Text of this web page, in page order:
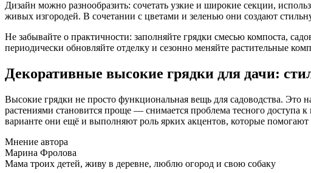
Дизайн можно разнообразить: сочетать узкие и широкие секции,
живых изгородей. В сочетании с цветами и зеленью они создают
Не забывайте о практичности: заполняйте грядки смесью компоста,
периодически обновляйте отделку и сезонно меняйте растительные
Декоративные высокие грядки для дачи:
Высокие грядки не просто функциональная вещь для садоводства. Это
растениями становится проще — снимается проблема тесного доступа
варианте они ещё и выполняют роль ярких акцентов, которые помогают
Мнение автора
Марина Фролова
Мама троих детей, живу в деревне, люблю огород и свою собаку